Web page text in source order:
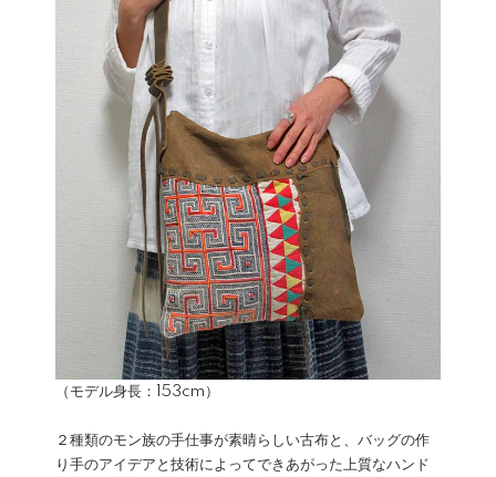
（モデル身長：153cm）
２種類のモン族の手仕事が素晴らしい古布と、バッグの作
り手のアイデアと技術によってできあがった上質なハンド